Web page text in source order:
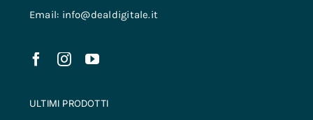
Email: info@dealdigitale.it
ULTIMI PRODOTTI